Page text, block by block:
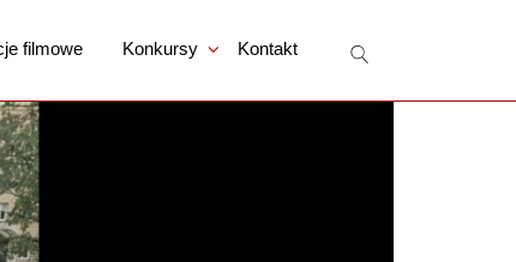
filmowe Konkursy Kontakt